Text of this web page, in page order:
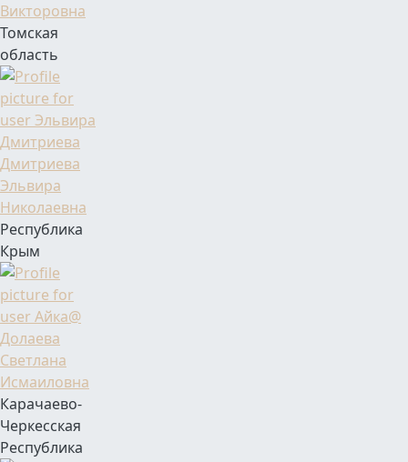
Викторовна
Томская
область
Фамилия Имя Отчество
Дмитриева
Эльвира
Николаевна
Республика
Крым
Фамилия Имя Отчество
Долаева
Светлана
Исмаиловна
Карачаево-
Черкесская
Республика